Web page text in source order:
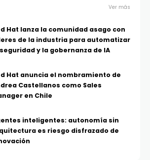
Ver más
Hat lanza la comunidad asago con
de la industria para automatizar
y la gobernanza de IA
Hat anuncia el nombramiento de
Castellanos como Sales
en Chile
inteligentes: autonomía sin
es riesgo disfrazado de